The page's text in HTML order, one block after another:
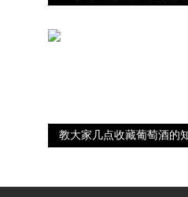
教大家几点收藏葡萄酒的